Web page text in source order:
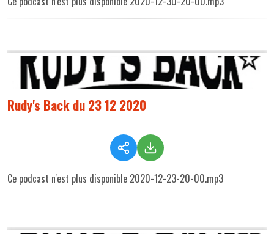
Rudy's Back du 23 12 2020
Ce podcast n'est plus disponible 2020-12-23-20-00.mp3